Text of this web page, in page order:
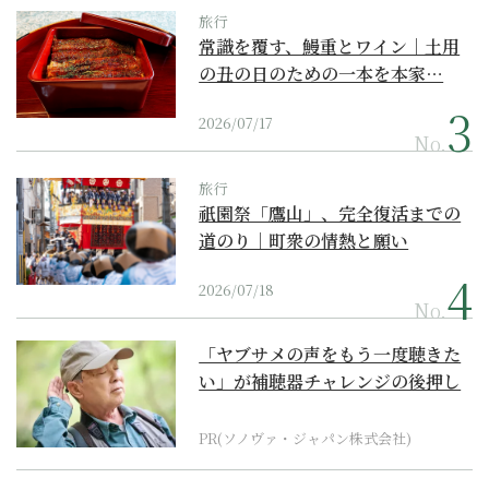
旅行
常識を覆す、鰻重とワイン｜土用
の丑の日のための一本を本家…
2026/07/17
No.
旅行
祇園祭「鷹山」、完全復活までの
道のり｜町衆の情熱と願い
2026/07/18
No.
「ヤブサメの声をもう一度聴きた
い」が補聴器チャレンジの後押し
PR(ソノヴァ・ジャパン株式会社)